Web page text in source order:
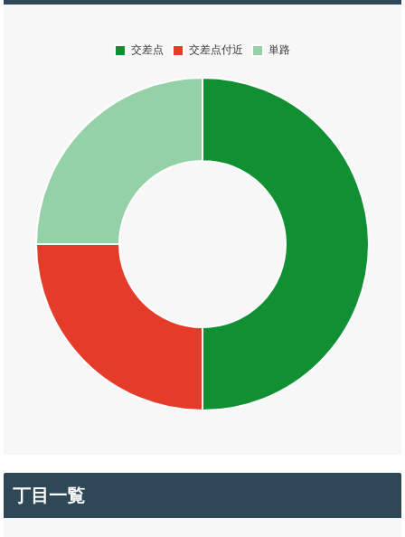
丁目一覧